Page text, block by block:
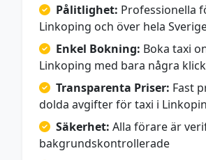
Pålitlighet: Professionella
Linkoping och över hela
Enkel Bokning: Boka taxi
Linkoping med bara några klick
Transparenta Priser: Fast
dolda avgifter för taxi i
Säkerhet: Alla förare är
bakgrundskontrollerade